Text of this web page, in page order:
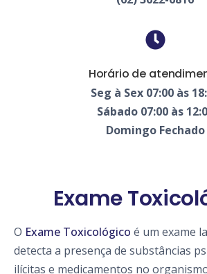
Horário de
Seg à Sex 07:00 às
Sábado 07:00 às
Domingo Fechado
Exame
O Exame Toxicológico é um exame
detecta a presença de substâncias
ilícitas e medicamentos no